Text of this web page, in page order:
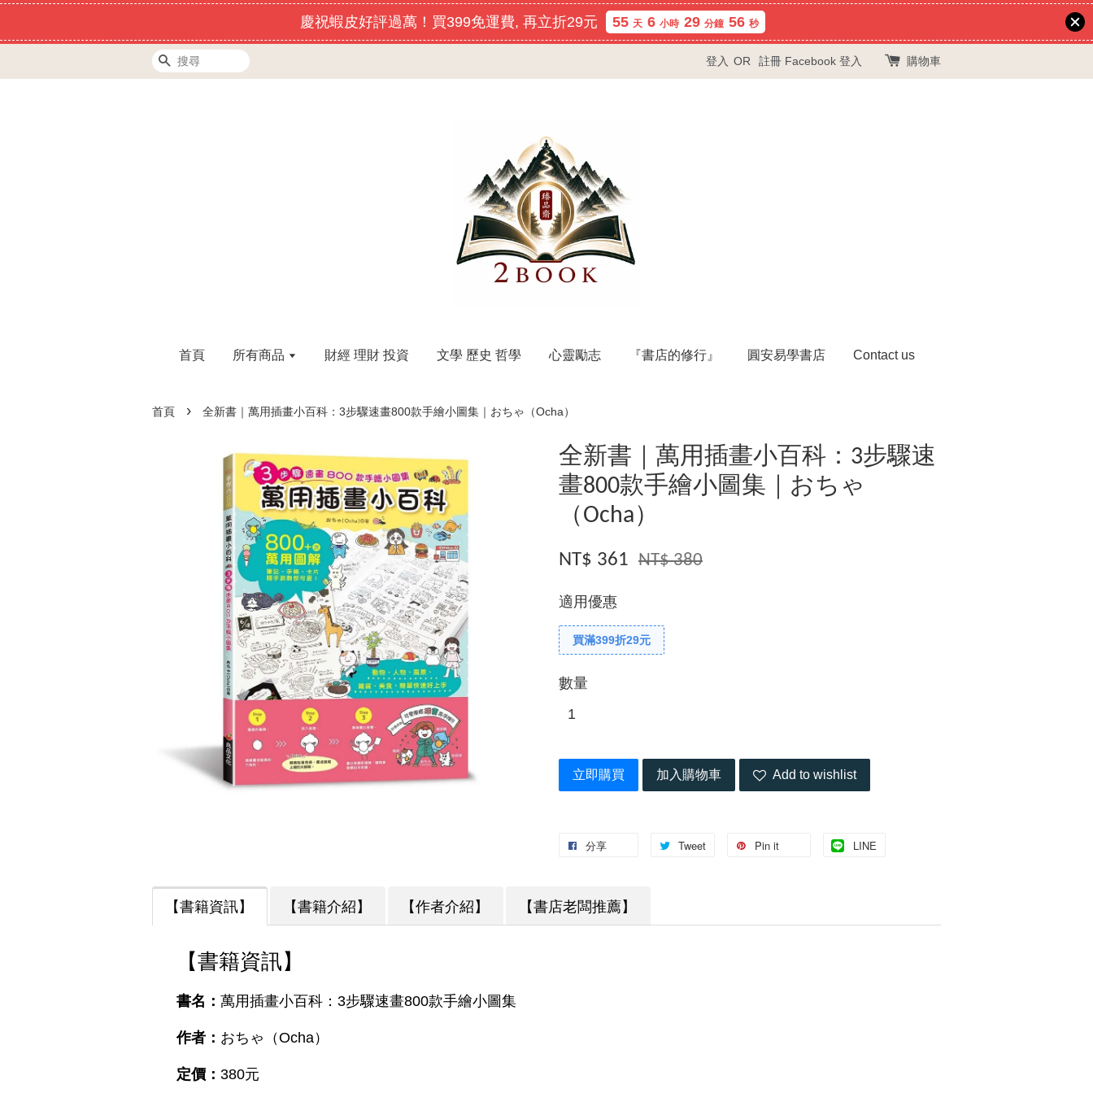
慶祝蝦皮好評過萬！買399免運費, 再立折29元 55 天 6 小時 29 分鐘 56 秒
搜尋 登入 OR 註冊 Facebook 登入 購物車
首頁 所有商品 財經 理財 投資 文學 歷史 哲學 心靈勵志 『書店的修行』 圓安易學書店 Contact us
首頁 › 全新書｜萬用插畫小百科：3步驟速畫800款手繪小圖集｜おちゃ（Ocha）
全新書｜萬用插畫小百科：3步驟速
畫800款手繪小圖集｜おちゃ
（Ocha）
NT$ 361 NT$ 380
適用優惠
買滿399折29元
數量
立即購買 加入購物車 Add to wishlist
分享 Tweet Pin it LINE
【書籍資訊】 【書籍介紹】 【作者介紹】 【書店老闆推薦】
【書籍資訊】
書名： 萬用插畫小百科：3步驟速畫800款手繪小圖集
作者： おちゃ（Ocha）
定價： 380元